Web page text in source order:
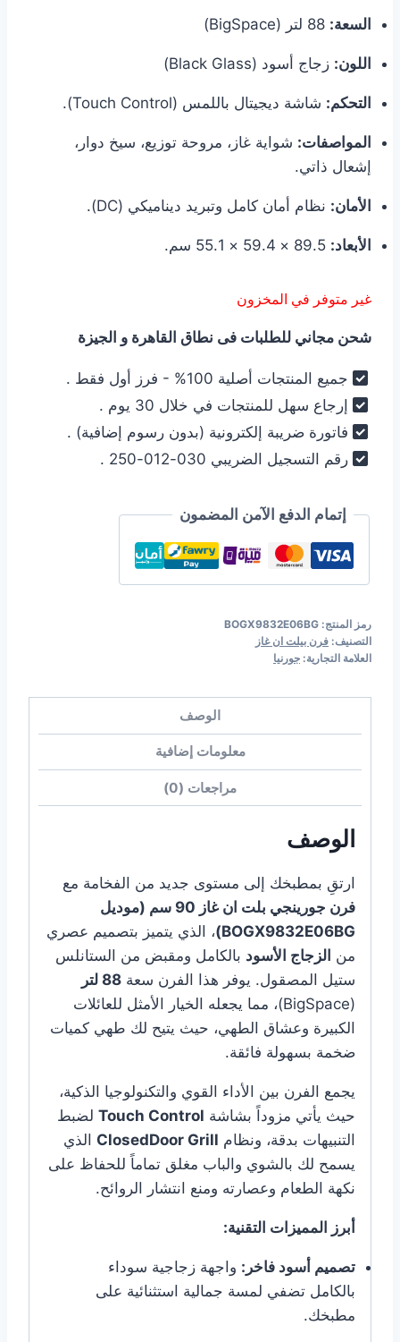
السعة:
اللون: زجاج أسود (Black Glass)
التحكم: شاشة ديجيتال باللمس (Touch Control).
المواصفات: شواية غاز، مروحة توزيع، سيخ دوار،
إشعال ذاتي.
الأمان: نظام أمان كامل وتبريد ديناميكي (DC).
الأبعاد:
غير متوفر في المخزون
شحن مجاني للطلبات فى نطاق القاهرة و الجيزة
جميع المنتجات أصلية 100% - فرز أول فقط .
إرجاع سهل للمنتجات في خلال 30 يوم .
فاتورة ضريبة إلكترونية (بدون رسوم إضافية) .
رقم التسجيل الضريبي 030-012-250 .
إتمام الدفع الآمن المضمون
رمز المنتج: BOGX9832E06BG
التصنيف: فرن بيلت ان غاز
العلامة التجارية: جورنيا
الوصف
معلومات إضافية
مراجعات (0)
الوصف
ارتقِ بمطبخك إلى مستوى جديد من الفخامة مع
فرن جورينجي بلت ان غاز 90 سم (موديل
BOGX9832E06BG) ، الذي يتميز بتصميم عصري
من الزجاج الأسود بالكامل ومقبض من الستانلس
ستيل المصقول. يوفر هذا الفرن سعة 88 لتر
(BigSpace)، مما يجعله الخيار الأمثل للعائلات
الكبيرة وعشاق الطهي، حيث يتيح لك طهي كميات
ضخمة بسهولة فائقة.
يجمع الفرن بين الأداء القوي والتكنولوجيا الذكية،
حيث يأتي مزوداً بشاشة Touch Control لضبط
التنبيهات بدقة، ونظام ClosedDoor Grill الذي
يسمح لك بالشوي والباب مغلق تماماً للحفاظ على
نكهة الطعام وعصارته ومنع انتشار الروائح.
أبرز المميزات التقنية:
تصميم أسود فاخر: واجهة زجاجية سوداء
بالكامل تضفي لمسة جمالية استثنائية على
مطبخك.